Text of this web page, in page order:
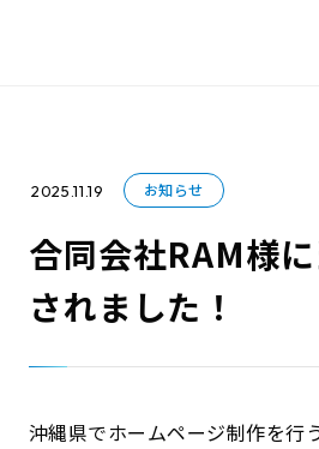
2025.11.19 お知らせ
合同会社RAM様
されました！
沖縄県でホームページ制作を行